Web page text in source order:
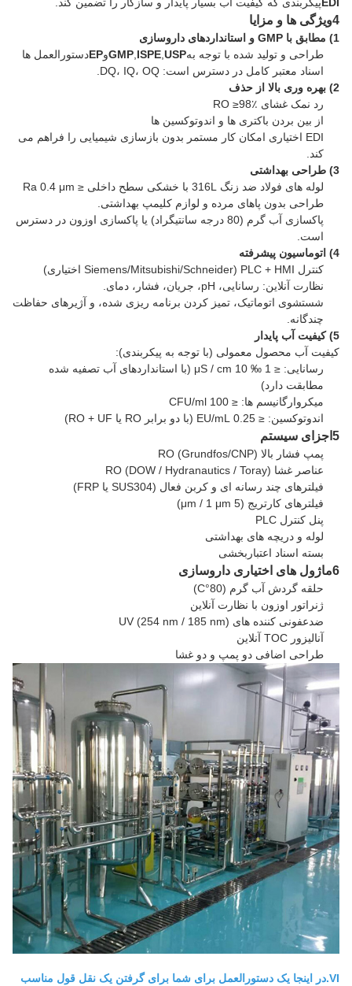
4ویژگی ها و مزایا
1) مطابق با GMP و استانداردهای داروسازی
طراحی و تولید شده با توجه به
GMP ISPE USP وEPدستورالعمل ها
اسناد معتبر کامل در دسترس است: DQ، IQ، OQ.
2) بهره وری بالا از حذف
رد نمک غشای RO ≥98٪
از بین بردن باکتری ها و اندوتوکسین ها
EDI اختیاری امکان کار مستمر بدون بازسازی شیمیایی را فراهم می
کند.
3) طراحی بهداشتی
لوله های فولاد ضد زنگ 316L با خشکی سطح داخلی ≤ Ra 0.4 μm
طراحی بدون پاهای مرده و لوازم کلیمپ بهداشتی.
پاکسازی آب گرم (80 درجه سانتیگراد) یا پاکسازی اوزون در دسترس
است.
4) اتوماسیون پیشرفته
کنترل PLC + HMI (Siemens/Mitsubishi/Schneider اختیاری)
نظارت آنلاین: رسانایی، pH، جریان، فشار، دمای.
شستشوی اتوماتیک، تمیز کردن برنامه ریزی شده، و آژیرهای حفاظت
چندگانه.
5) کیفیت آب پایدار
کیفیت آب محصول معمولی (با توجه به پیکربندی):
رسانایی: ≤ 1 ‰ 10 μS / cm (با استانداردهای آب تصفیه شده
مطابقت دارد)
میکروارگانیسم ها: ≤ 100 CFU/ml
اندوتوکسین: ≤ 0.25 EU/mL (با دو برابر RO یا RO + UF)
5اجزای سیستم
پمپ فشار بالا RO (Grundfos/CNP)
عناصر غشا RO (DOW / Hydranautics / Toray)
فیلترهای چند رسانه ای و کربن فعال (SUS304 یا FRP)
فیلترهای کارتریج (5 μm / 1 μm)
پنل کنترل PLC
لوله و دریچه های بهداشتی
بسته اسناد اعتباربخشی
6ماژول های اختیاری داروسازی
حلقه گردش آب گرم (80°C)
ژنراتور اوزون با نظارت آنلاین
ضدعفونی کننده های UV (254 nm / 185 nm)
آنالیزور TOC آنلاین
طراحی اضافی دو پمپ و دو غشا
VI. در اینجا یک دستورالعمل برای شما برای گرفتن یک نقل قول مناسب